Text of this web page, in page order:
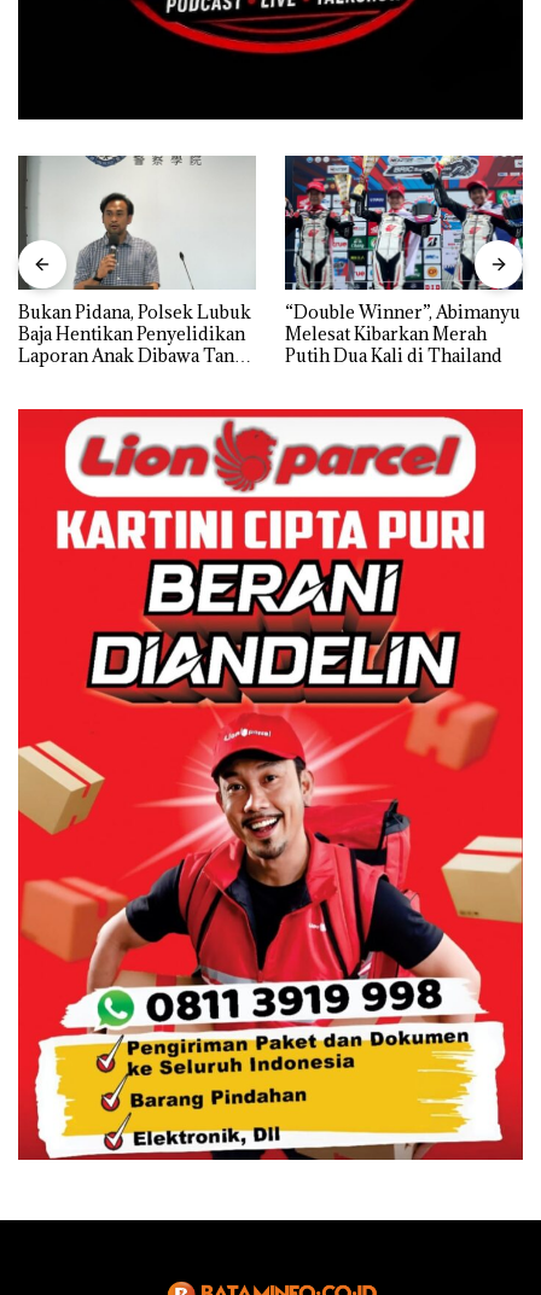
Bukan Pidana, Polsek Lubuk
Baja Hentikan Penyelidikan
Laporan Anak Dibawa Tanpa
“Double Winner”, Abimanyu
Melesat Kibarkan Merah
Putih Dua Kali di Thailand